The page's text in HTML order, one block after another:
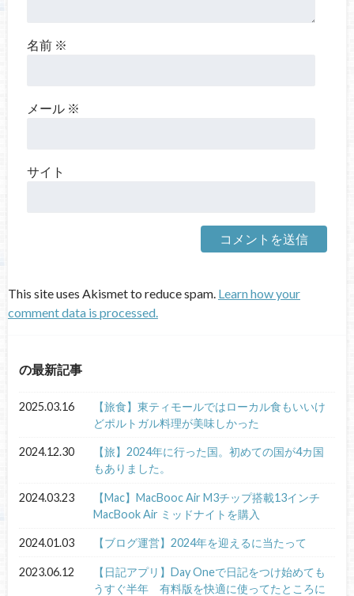
名前 ※
メール ※
サイト
This site uses Akismet to reduce spam. Learn how your
comment data is processed.
の最新記事
2025.03.16
【旅食】東ティモールではローカル食もいいけ
どポルトガル料理が美味しかった
2024.12.30
【旅】2024年に行った国。初めての国が4カ国
もありました。
2024.03.23
【Mac】MacBooc Air M3チップ搭載13インチ
MacBook Air ミッドナイトを購入
2024.01.03 【ブログ運営】2024年を迎えるに当たって
2023.06.12
【日記アプリ】Day Oneで日記をつけ始めても
うすぐ半年 有料版を快適に使ってたところに